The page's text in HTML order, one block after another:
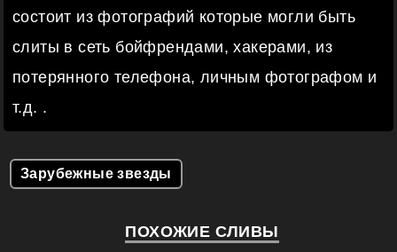
состоит из фотографий которые могли быть
слиты в сеть бойфрендами, хакерами, из
потерянного телефона, личным фотографом и
т.д. .
Зарубежные звезды
ПОХОЖИЕ СЛИВЫ